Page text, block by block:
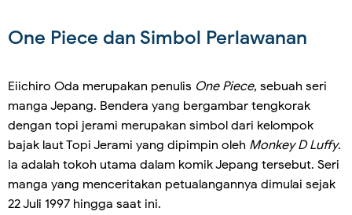
One Piece dan Simbol Perlawanan
Eiichiro Oda merupakan penulis One Piece, sebuah seri
manga Jepang. Bendera yang bergambar tengkorak
dengan topi jerami merupakan simbol dari kelompok
bajak laut Topi Jerami yang dipimpin oleh Monkey D Luffy.
Ia adalah tokoh utama dalam komik Jepang tersebut. Seri
manga yang menceritakan petualangannya dimulai sejak
22 Juli 1997 hingga saat ini.